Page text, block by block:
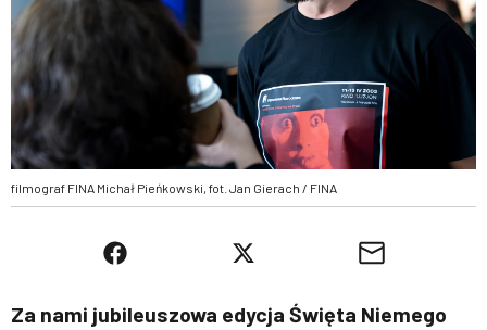
filmograf FINA Michał Pieńkowski, fot. Jan Gierach / FINA
Za nami jubileuszowa edycja Święta Niemego